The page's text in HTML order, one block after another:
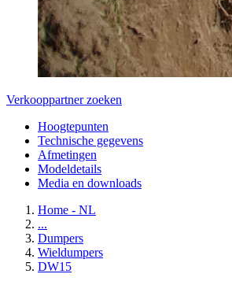
Verkooppartner zoeken
Hoogtepunten
Technische gegevens
Afmetingen
Modeldetails
Media en downloads
Home - NL
...
Dumpers
Wieldumpers
DW15